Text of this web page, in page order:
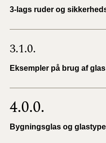
3-lags ruder og
3.1.0.
Eksempler på brug af
4.0.0.
Bygningsglas og